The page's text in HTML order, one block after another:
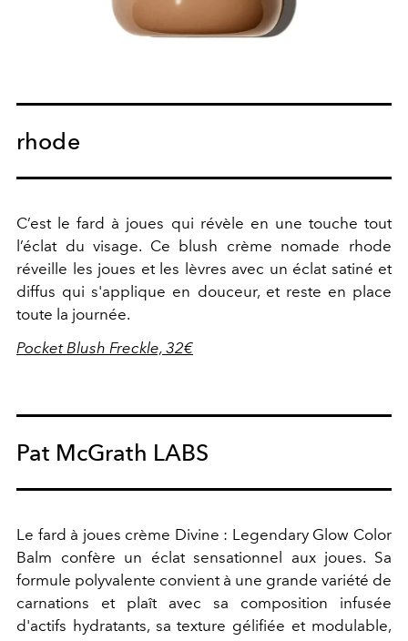
rhode
C’est le fard à joues qui révèle en une touche tout
l’éclat du visage. Ce blush crème nomade rhode
réveille les joues et les lèvres avec un éclat satiné et
diffus qui s'applique en douceur, et reste en place
toute la journée.
Pocket Blush Freckle, 32€
Pat McGrath LABS
Le fard à joues crème Divine : Legendary Glow Color
Balm confère un éclat sensationnel aux joues. Sa
formule polyvalente convient à une grande variété de
carnations et plaît avec sa composition infusée
d'actifs hydratants, sa texture gélifiée et modulable,